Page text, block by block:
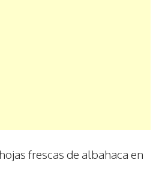
frescas de albahaca en